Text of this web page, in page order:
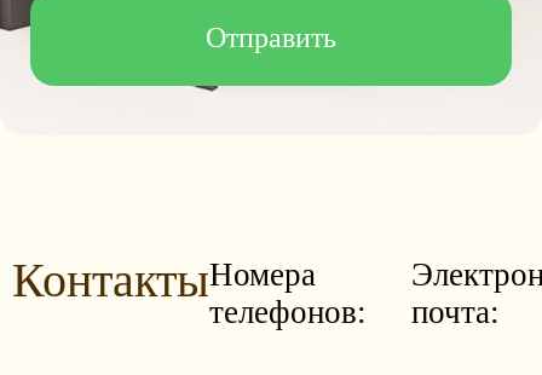
КонтактыНомера
телефонов:
почта: